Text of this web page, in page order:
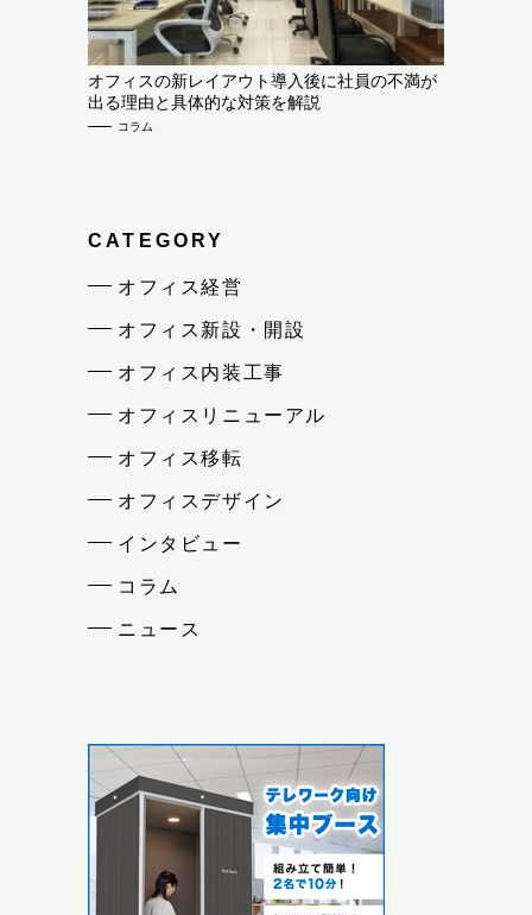
オフィスの新レイアウト導入後に社員の不満が
出る理由と具体的な対策を解説
コラム
CATEGORY
オフィス経営
オフィス新設・開設
オフィス内装工事
オフィスリニューアル
オフィス移転
オフィスデザイン
インタビュー
コラム
ニュース